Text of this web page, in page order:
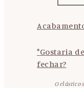
*Gostaria
fechar?
O elástico